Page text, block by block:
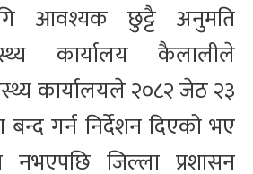
आवश्यक छुट्टै अनुमति
कार्यालय कैलालीले
कार्यालयले २०८२ जेठ २३
गर्न निर्देशन दिएको भए
नभएपछि जिल्ला प्रशासन